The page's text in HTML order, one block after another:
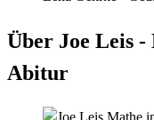
Über Joe Leis
Abitur